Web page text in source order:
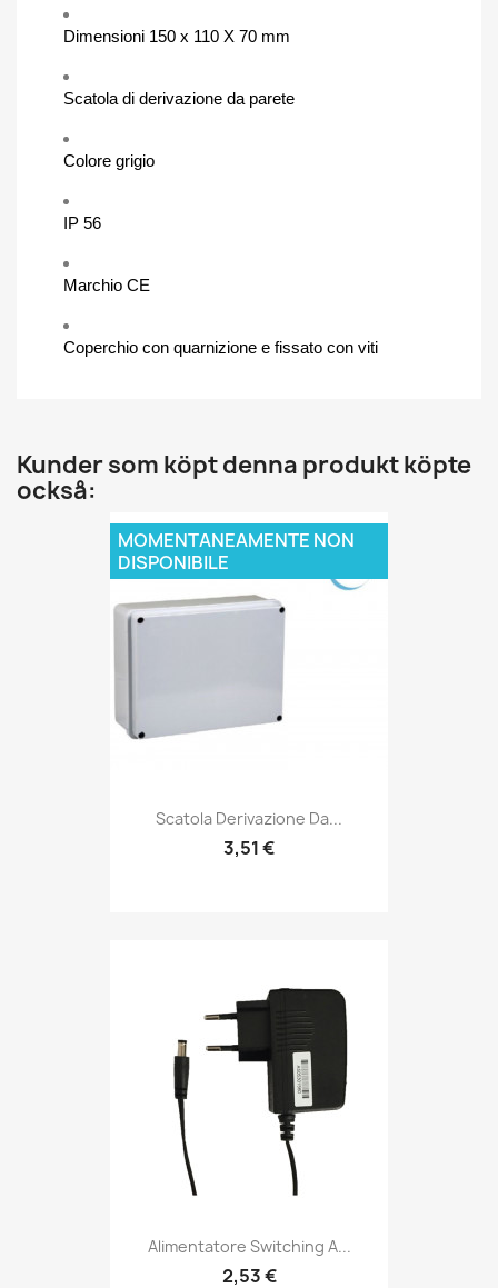
Dimensioni 150 x 110 X 70 mm
Scatola di derivazione da parete
Colore grigio
IP 56
Marchio CE
Coperchio con quarnizione e fissato con viti
Kunder som köpt denna produkt köpte
också:
Scatola Derivazione Da...
3,51 €
MOMENTANEAMENTE NON
DISPONIBILE
Alimentatore Switching A...
2,53 €